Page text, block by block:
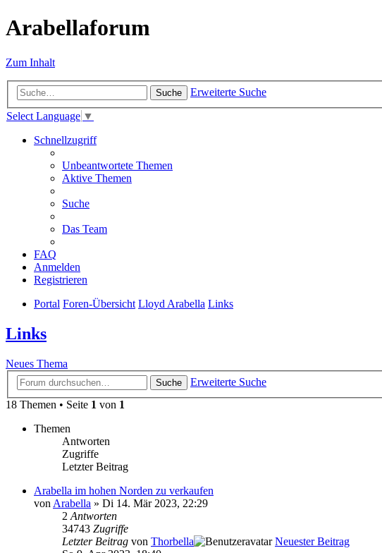
Arabellaforum
Zum Inhalt
Suche
Erweiterte Suche
Select Language ▼
Schnellzugriff
Unbeantwortete Themen
Aktive Themen
Suche
Das Team
FAQ
Anmelden
Registrieren
Portal Foren-Übersicht Lloyd Arabella Links
Links
Neues Thema
Suche
Erweiterte Suche
18 Themen • Seite 1 von 1
Themen
Antworten
Zugriffe
Letzter Beitrag
Arabella im hohen Norden zu verkaufen
von Arabella » Di 14. Mär 2023, 22:29
2 Antworten
34743 Zugriffe
Letzter Beitrag von Thorbella
Neuester Beitrag